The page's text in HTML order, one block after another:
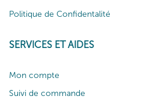
Politique de Confidentalité
SERVICES ET AIDES
Mon compte
Suivi de commande